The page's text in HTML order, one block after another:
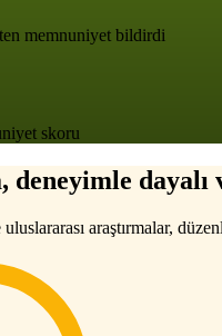
memnuniyet bildirdi
skoru
deneyimle
araştırmalar,